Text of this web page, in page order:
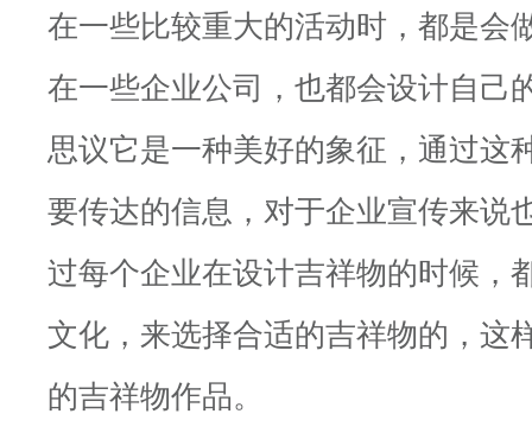
在一些比较重大的活动时，都是会
在一些企业公司，也都会设计自己
思议它是一种美好的象征，通过这
要传达的信息，对于企业宣传来说
过每个企业在设计吉祥物的时候，
文化，来选择合适的吉祥物的，这
的吉祥物作品。